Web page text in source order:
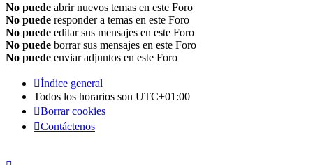
No puede abrir nuevos temas en este Foro
No puede responder a temas en este Foro
No puede editar sus mensajes en este Foro
No puede borrar sus mensajes en este Foro
No puede enviar adjuntos en este Foro
Índice general
Todos los horarios son UTC+01:00
Borrar cookies
Contáctenos